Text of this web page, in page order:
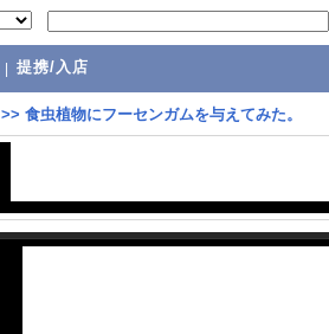
提携/入店
>> 食虫植物にフーセンガムを与えてみた。